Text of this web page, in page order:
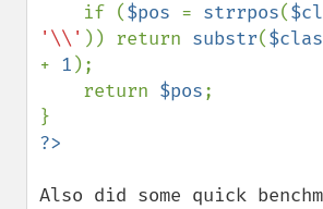
    if (
$pos = strrpos(
'\\' )) return substr(
+ 1 );
    return
$pos;
Also did some quick